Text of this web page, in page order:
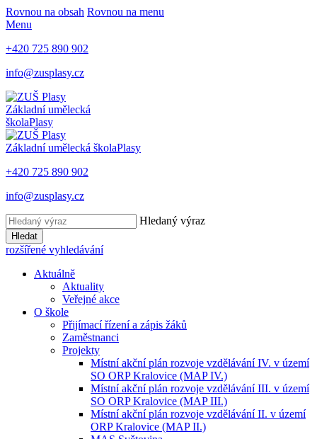
Rovnou na obsah Rovnou na menu
Menu
+420 725 890 902
info@zusplasy.cz
Základní umělecká
školaPlasy
Základní umělecká školaPlasy
+420 725 890 902
info@zusplasy.cz
Hledaný výraz
Hledat
rozšířené vyhledávání
Aktuálně
Aktuality
Veřejné akce
O škole
Přijímací řízení a zápis žáků
Zaměstnanci
Projekty
Místní akční plán rozvoje vzdělávání IV. v území
SO ORP Kralovice (MAP IV.)
Místní akční plán rozvoje vzdělávání III. v území
SO ORP Kralovice (MAP III.)
Místní akční plán rozvoje vzdělávání II. v území
ORP Kralovice (MAP II.)